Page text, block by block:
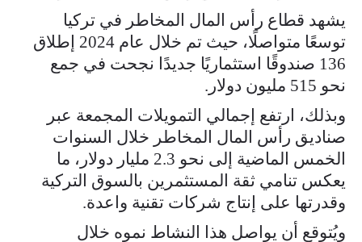
يشهد قطاع رأس المال المخاطر في تركيا
توسعًا متواصلًا، حيث تم خلال عام 2024 إطلاق
136 صندوقًا استثماريًا جديدًا نجحت في جمع
نحو 515 مليون دولار.
وبذلك، ارتفع إجمالي التمويلات المجمعة عبر
صناديق رأس المال المخاطر خلال السنوات
الخمس الماضية إلى نحو 2.3 مليار دولار، ما
يعكس تنامي ثقة المستثمرين بالسوق التركية
وقدرتها على إنتاج شركات تقنية واعدة.
ويُتوقع أن يواصل هذا النشاط نموه خلال